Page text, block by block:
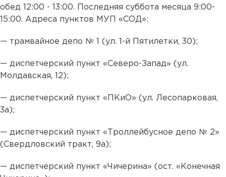
обед 12:00 - 13:00. Последняя суббота месяца 9:00-
15:00. Адреса пунктов МУП «СОД»:
— трамвайное депо № 1 (ул. 1-й Пятилетки, 30);
— диспетчерский пункт «Северо-Запад» (ул.
Молдавская, 12);
— диспетчерский пункт «ПКиО» (ул. Лесопарковая,
3а);
— диспетчерский пункт «Троллейбусное депо № 2»
(Свердловский тракт, 9а);
— диспетчерский пункт «Чичерина» (ост. «Конечная